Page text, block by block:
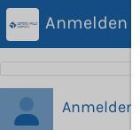
Anmelden
Anmelden